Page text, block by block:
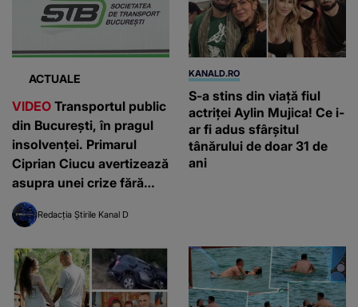
ACTUALE
VIDEO Transportul public
din București, în pragul
insolvenței. Primarul
Ciprian Ciucu avertizează
asupra unei crize fără
precedent: ”Grav de tot”
Redacția Știrile Kanal D
KANALD.RO
S-a stins din viață fiul
actriței Aylin Mujica! Ce i-
ar fi adus sfârșitul
tânărului de doar 31 de
ani